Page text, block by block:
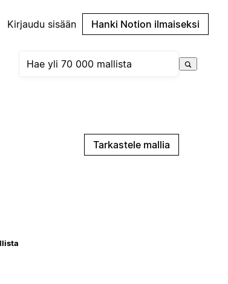
Kirjaudu sisään Hanki Notion ilmaiseksi
Tarkastele mallia